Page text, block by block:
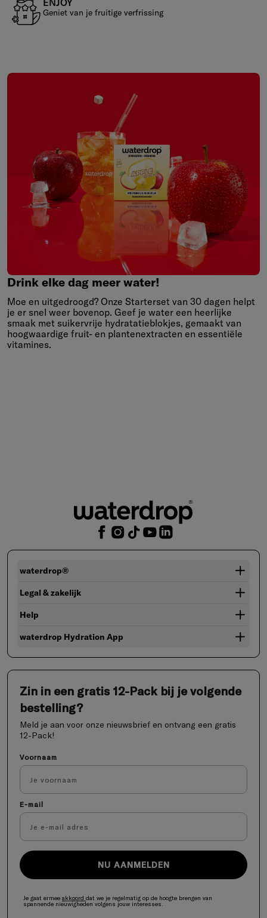
ENJOY
Geniet van je fruitige verfrissing
Drink elke dag meer water!
Drink elke dag meer water!
Moe en uitgedroogd? Onze Starterset van 30 dagen helpt
je er snel weer bovenop. Geef je water een heerlijke
smaak met suikervrije hydratatieblokjes, gemaakt van
hoogwaardige fruit- en plantenextracten en essentiële
vitamines.
waterdrop®
Legal & zakelijk
Help
waterdrop Hydration App
Zin in een gratis 12-Pack bij je volgende
bestelling?
Meld je aan voor onze nieuwsbrief en ontvang een gratis
12-Pack!
Voornaam
E-mail
NU AANMELDEN
Je gaat ermee akkoord dat we je regelmatig op de hoogte brengen van
spannende nieuwigheden volgens jouw interesses.